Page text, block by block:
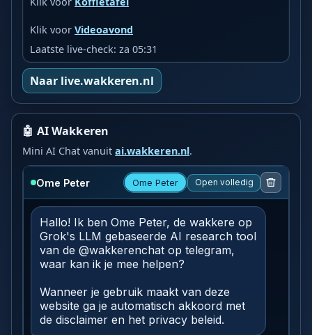
Klik voorVideoavond
Laatste live-check: za 05:31
Naar live.wakkeren.nl
🤖 AI Wakkeren
Mini AI Chat vanuitai.wakkeren.nl.